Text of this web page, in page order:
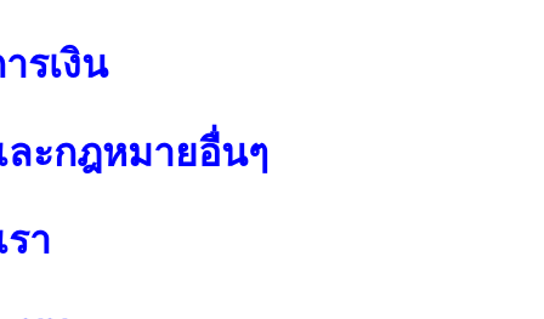
รเงิน
ะกฎหมายอื่นๆ
า